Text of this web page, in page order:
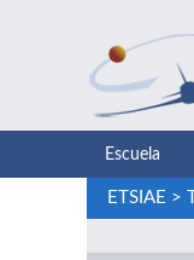
Escuela
ETSIAE >